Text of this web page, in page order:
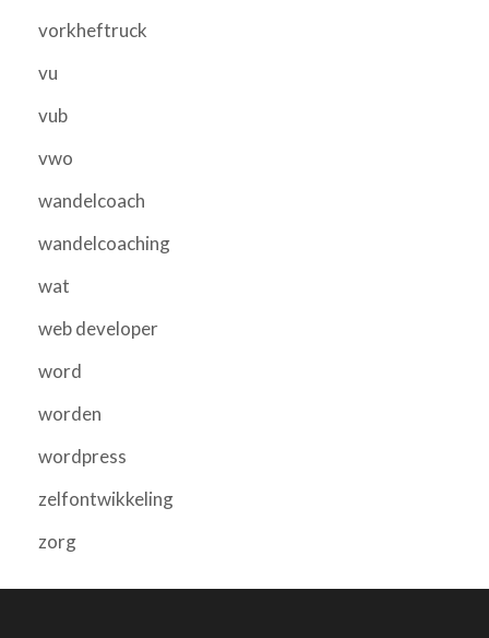
vorkheftruck
vu
vub
vwo
wandelcoach
wandelcoaching
wat
web developer
word
worden
wordpress
zelfontwikkeling
zorg